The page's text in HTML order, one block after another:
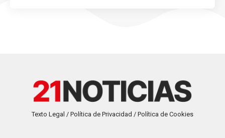
Texto Legal / Política de Privacidad / Política de Cookies